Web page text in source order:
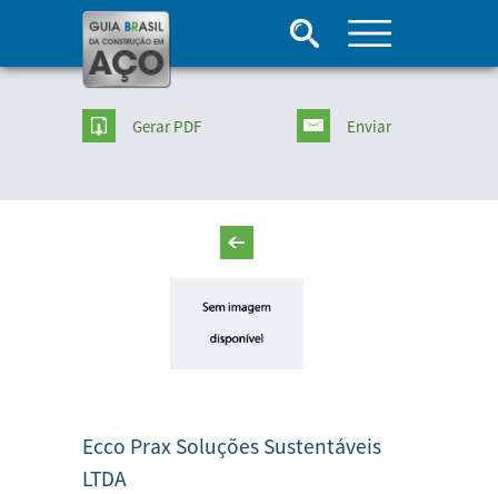
Gerar PDF Enviar
Ecco Prax Soluções Sustentáveis
LTDA